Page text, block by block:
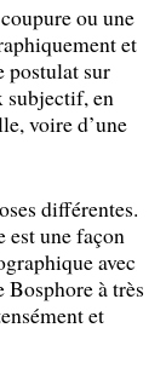
ou une
et
postulat sur
subjectif, en
voire d’une
différentes.
est une façon
avec
Bosphore à très
et